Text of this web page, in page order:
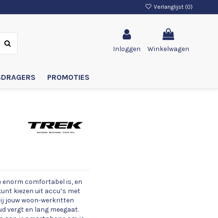
Verlanglijst (0)
Inloggen Winkelwagen
PROMOTIES
enorm comfortabel is, en
kiezen uit accu’s met
jouw woon-werkritten
vergt en lang meegaat.